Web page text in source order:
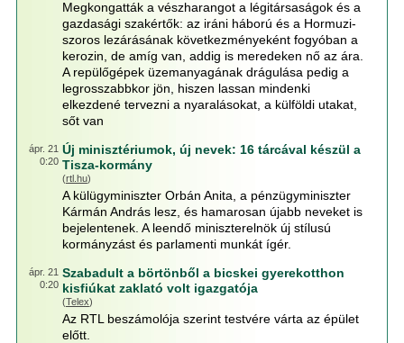
Megkongatták a vészharangot a légitársaságok és a
gazdasági szakértők: az iráni háború és a Hormuzi-
szoros lezárásának következményeként fogyóban a
kerozin, de amíg van, addig is meredeken nő az ára.
A repülőgépek üzemanyagának drágulása pedig a
legrosszabbkor jön, hiszen lassan mindenki
elkezdené tervezni a nyaralásokat, a külföldi utakat,
sőt van
ápr. 21
0:20
Új minisztériumok, új nevek: 16 tárcával készül a
Tisza-kormány
(rtl.hu)
A külügyminiszter Orbán Anita, a pénzügyminiszter
Kármán András lesz, és hamarosan újabb neveket is
bejelentenek. A leendő miniszterelnök új stílusú
kormányzást és parlamenti munkát ígér.
ápr. 21
0:20
Szabadult a börtönből a bicskei gyerekotthon
kisfiúkat zaklató volt igazgatója
(Telex)
Az RTL beszámolója szerint testvére várta az épület
előtt.